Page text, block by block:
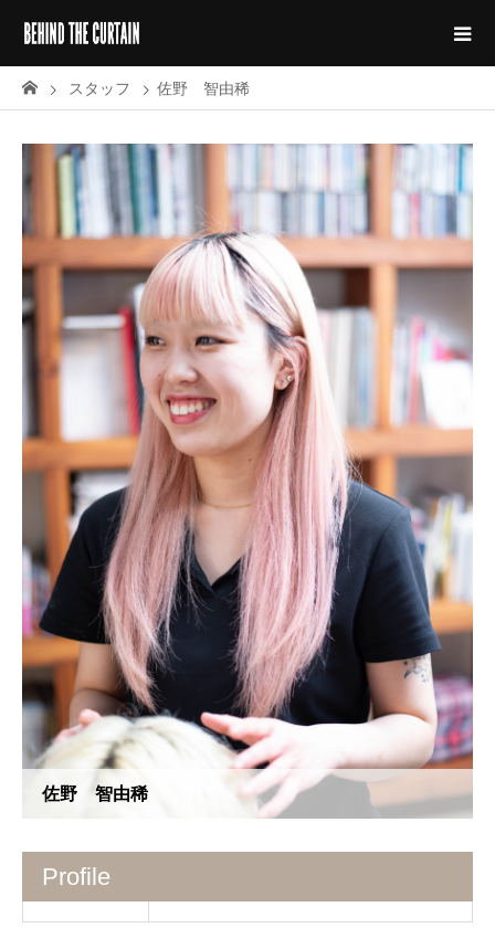
スタッフ 佐野 智由稀
佐野 智由稀
Profile